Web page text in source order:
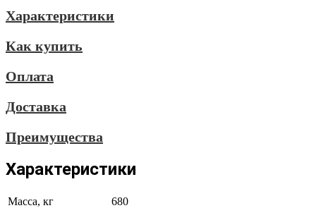
Характеристики
Как купить
Оплата
Доставка
Преимущества
Характеристики
Масса, кг
680